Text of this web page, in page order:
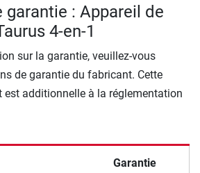
: Appareil de
4-en-1
sur la garantie, veuillez-vous
de garantie du fabricant. Cette
additionnelle à la réglementation
Garantie